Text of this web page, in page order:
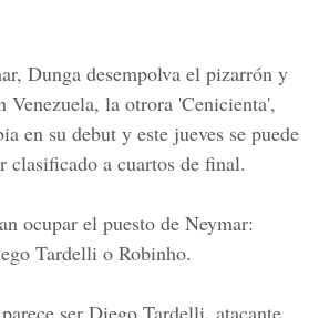
Dunga desempolva el pizarrón y
Venezuela, la otrora 'Cenicienta',
en su debut y este jueves se puede
clasificado a cuartos de final.
ocupar el puesto de Neymar:
Tardelli o Robinho.
ser Diego Tardelli, atacante